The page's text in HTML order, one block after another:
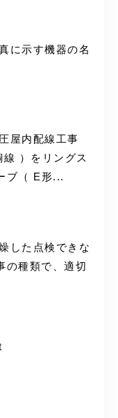
に示す機器の名
屋内配線工事
）をリングス
ブ（ E形...
した点検できな
の種類で、適切